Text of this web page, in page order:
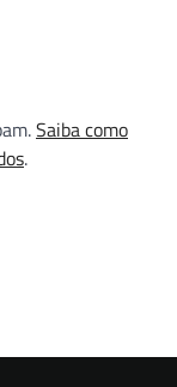
Saiba como
.